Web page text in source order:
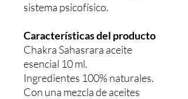
sistema psicofísico.
Características del producto
Chakra Sahasrara aceite
esencial 10 ml.
Ingredientes 100% naturales.
Con una mezcla de aceites